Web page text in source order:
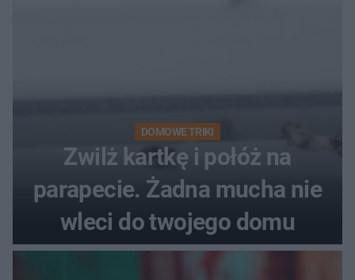
DOMOWE TRIKI
Zwilż kartkę i połóż na
parapecie. Żadna mucha nie
wleci do twojego domu